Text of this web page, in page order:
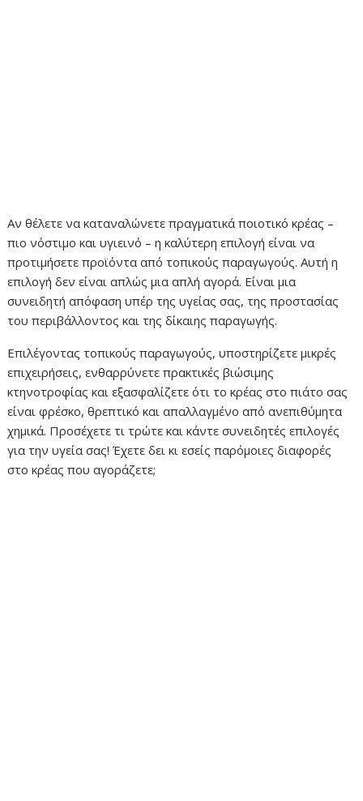
Αν θέλετε να καταναλώνετε πραγματικά ποιοτικό κρέας –
πιο νόστιμο και υγιεινό – η καλύτερη επιλογή είναι να
προτιμήσετε προϊόντα από τοπικούς παραγωγούς. Αυτή η
επιλογή δεν είναι απλώς μια απλή αγορά. Είναι μια
συνειδητή απόφαση υπέρ της υγείας σας, της προστασίας
του περιβάλλοντος και της δίκαιης παραγωγής.
Επιλέγοντας τοπικούς παραγωγούς, υποστηρίζετε μικρές
επιχειρήσεις, ενθαρρύνετε πρακτικές βιώσιμης
κτηνοτροφίας και εξασφαλίζετε ότι το κρέας στο πιάτο σας
είναι φρέσκο, θρεπτικό και απαλλαγμένο από ανεπιθύμητα
χημικά. Προσέχετε τι τρώτε και κάντε συνειδητές επιλογές
για την υγεία σας! Έχετε δει κι εσείς παρόμοιες διαφορές
στο κρέας που αγοράζετε;